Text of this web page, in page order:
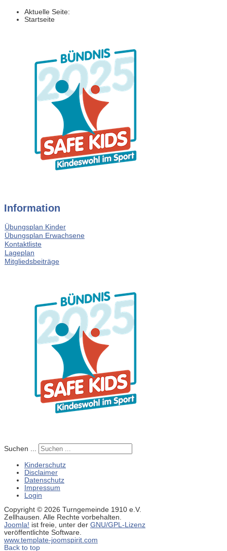
Aktuelle Seite:
Startseite
Information
Übungsplan Kinder
Übungsplan Erwachsene
Kontaktliste
Lageplan
Mitgliedsbeiträge
Suchen ...
Kinderschutz
Disclaimer
Datenschutz
Impressum
Login
Copyright © 2026 Turngemeinde 1910 e.V.
Zellhausen. Alle Rechte vorbehalten.
Joomla! ist freie, unter der GNU/GPL-Lizenz
veröffentlichte Software.
www.template-joomspirit.com
Back to top